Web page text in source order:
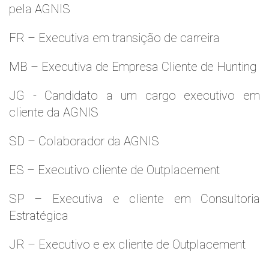
pela AGNIS
FR – Executiva em transição de carreira
MB – Executiva de Empresa Cliente de Hunting
JG - Candidato a um cargo executivo em
cliente da AGNIS
SD – Colaborador da AGNIS
ES – Executivo cliente de Outplacement
SP – Executiva e cliente em Consultoria
Estratégica
JR – Executivo e ex cliente de Outplacement